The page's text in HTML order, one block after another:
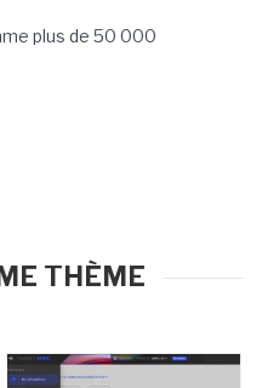
plus de 50 000
THÈME